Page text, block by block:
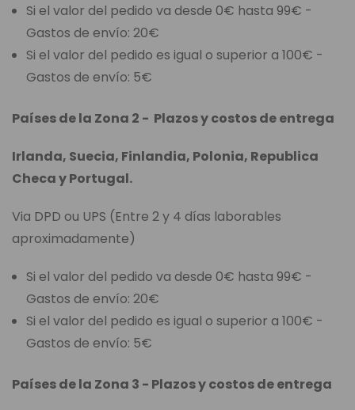
Si el valor del pedido va desde 0€ hasta 99€ -
Gastos de envío: 20€
Si el valor del pedido es igual o superior a 100€ -
Gastos de envío: 5€
Países de la Zona 2 - Plazos y costos de entrega
Irlanda, Suecia, Finlandia, Polonia, Republica
Checa y Portugal.
Via DPD ou UPS (Entre 2 y 4 días laborables
aproximadamente)
Si el valor del pedido va desde 0€ hasta 99€ -
Gastos de envío: 20€
Si el valor del pedido es igual o superior a 100€ -
Gastos de envío: 5€
Países de la Zona 3 - Plazos y costos de entrega